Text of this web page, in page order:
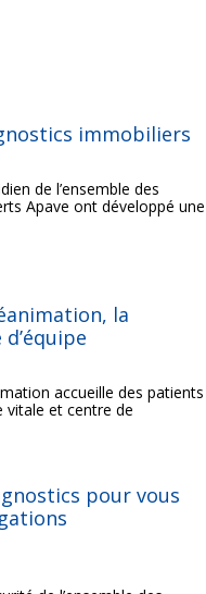
immobiliers
de l’ensemble des
Apave ont développé une
la
accueille des patients
vitale et centre de
pour vous